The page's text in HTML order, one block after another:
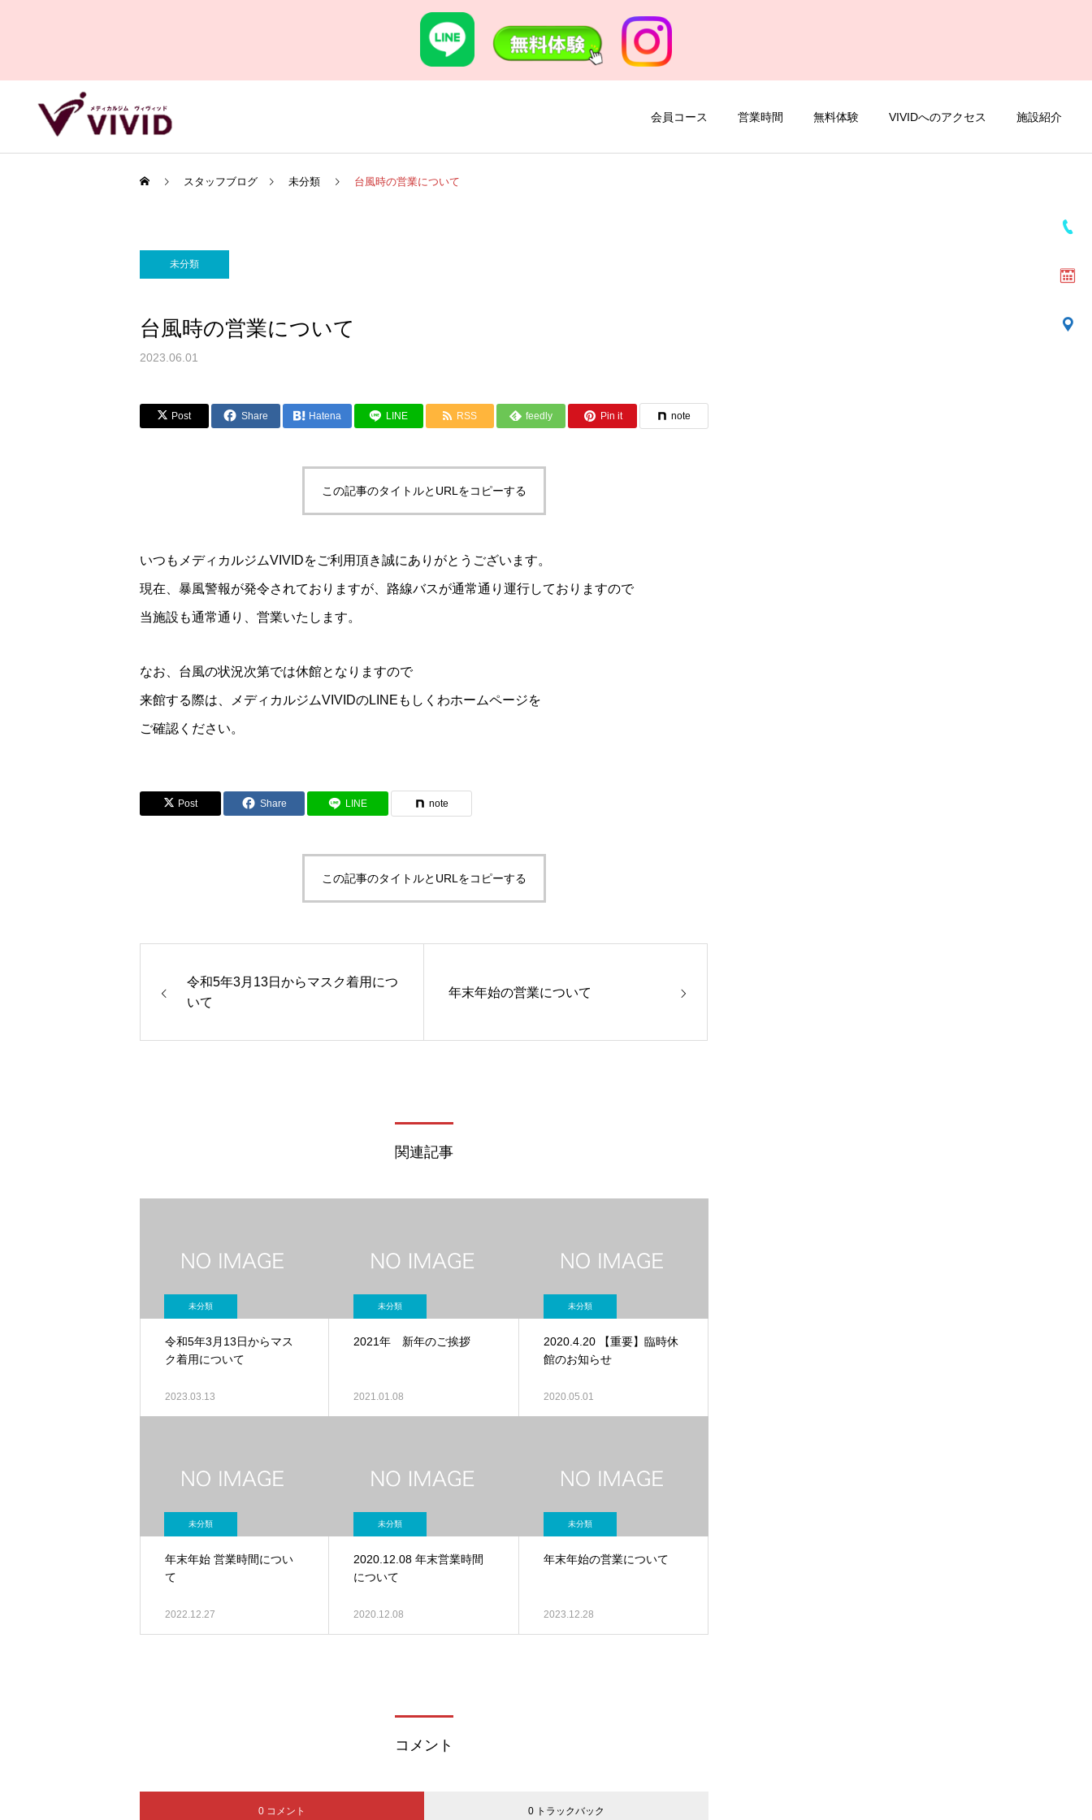
会員コース 営業時間 無料体験 VIVIDへのアクセス 施設紹介
スタッフブログ 未分類 台風時の営業について
未分類
台風時の営業について
2023.06.01
Post Share Hatena LINE RSS feedly Pin it note
この記事のタイトルとURLをコピーする
いつもメディカルジムVIVIDをご利用頂き誠にありがとうございます。
現在、暴風警報が発令されておりますが、路線バスが通常通り運行しておりますので
当施設も通常通り、営業いたします。
なお、台風の状況次第では休館となりますので
来館する際は、メディカルジムVIVIDのLINEもしくわホームページを
ご確認ください。
Post Share LINE note
この記事のタイトルとURLをコピーする
令和5年3月13日からマスク着用につ
いて
年末年始の営業について
関連記事
未分類
令和5年3月13日からマス
ク着用について
2023.03.13
未分類
2021年 新年のご挨拶
2021.01.08
未分類
2020.4.20 【重要】臨時休
館のお知らせ
2020.05.01
未分類
年末年始 営業時間につい
て
2022.12.27
未分類
2020.12.08 年末営業時間
について
2020.12.08
未分類
年末年始の営業について
2023.12.28
コメント
0 コメント 0 トラックバック